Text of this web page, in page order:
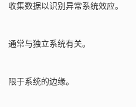
收集数据以识别异常系统效应。
通常与独立系统有关。
限于系统的边缘。